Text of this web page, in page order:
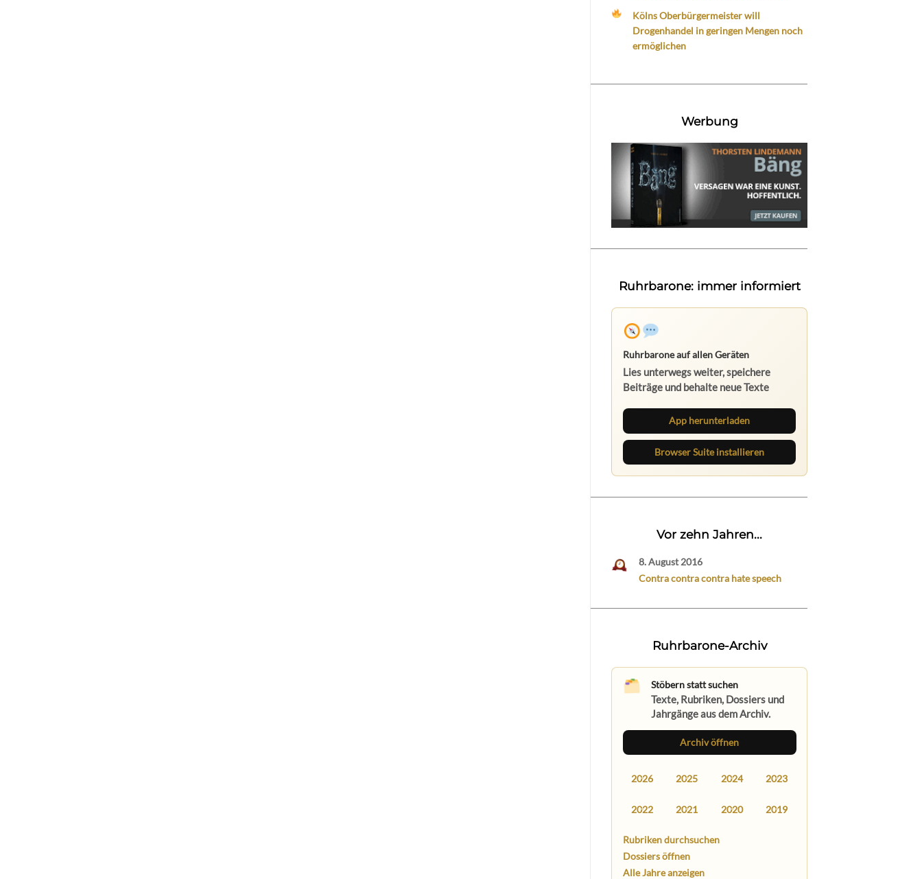
Kölns Oberbürgermeister will
Drogenhandel in geringen Mengen noch
ermöglichen
Werbung
Ruhrbarone: immer informiert
Ruhrbarone auf allen Geräten
Lies unterwegs weiter, speichere
Beiträge und behalte neue Texte
App herunterladen
Browser Suite installieren
Vor zehn Jahren...
8. August 2016
Contra contra contra hate speech
Ruhrbarone-Archiv
Stöbern statt suchen
Texte, Rubriken, Dossiers und
Jahrgänge aus dem Archiv.
Archiv öffnen
2026 2025 2024 2023
2022 2021 2020 2019
Rubriken durchsuchen
Dossiers öffnen
Alle Jahre anzeigen